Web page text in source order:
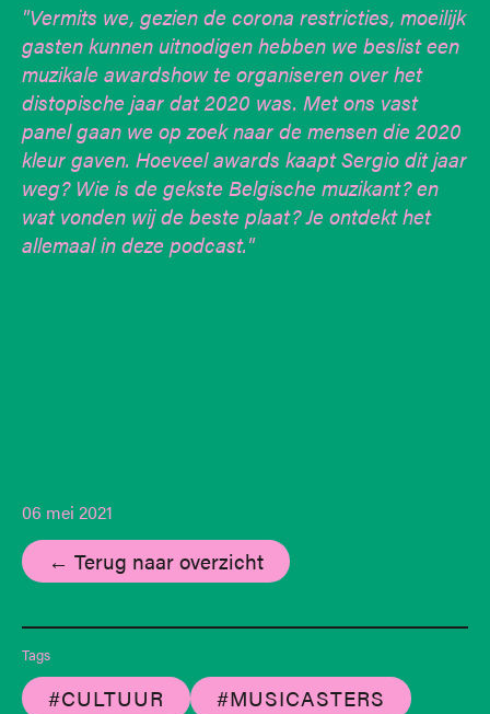
"Vermits we, gezien de corona restricties, moeilijk
gasten kunnen uitnodigen hebben we beslist een
muzikale awardshow te organiseren over het
distopische jaar dat 2020 was. Met ons vast
panel gaan we op zoek naar de mensen die 2020
kleur gaven. Hoeveel awards kaapt Sergio dit jaar
weg? Wie is de gekste Belgische muzikant? en
wat vonden wij de beste plaat? Je ontdekt het
allemaal in deze podcast."
06 mei 2021
← Terug naar overzicht
Tags
#CULTUUR #MUSICASTERS